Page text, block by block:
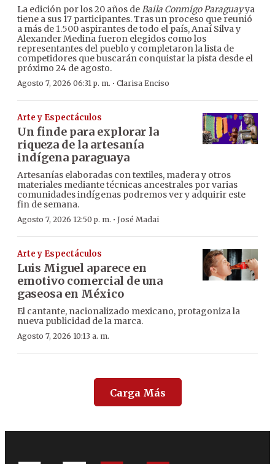
La edición por los 20 años deBaila Conmigo Paraguayya
tiene a sus 17 participantes. Tras un proceso que reunió
a más de 1.500 aspirantes de todo el país, Anaí Silva y
Alexander Medina fueron elegidos como los
representantes del pueblo y completaron la lista de
competidores que buscarán conquistar la pista desde el
próximo 24 de agosto.
Agosto 7, 2026 06:31 p. m. · Clarisa Enciso
Arte y Espectáculos
Un finde para explorar la
riqueza de la artesanía
indígena paraguaya
Artesanías elaboradas con textiles, madera y otros
materiales mediante técnicas ancestrales por varias
comunidades indígenas podremos ver y adquirir este
fin de semana.
Agosto 7, 2026 12:50 p. m. · José Madai
Arte y Espectáculos
Luis Miguel aparece en
emotivo comercial de una
gaseosa en México
El cantante, nacionalizado mexicano, protagoniza la
nueva publicidad de la marca.
Agosto 7, 2026 10:13 a. m.
Carga Más